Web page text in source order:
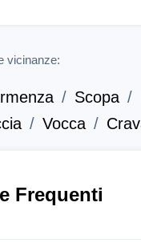
vicinanze:
Scopa
Vocca
Frequenti